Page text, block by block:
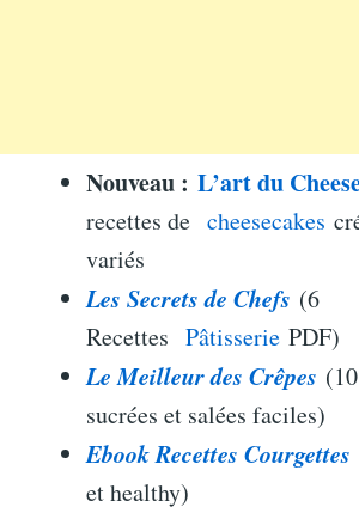
Nouveau : L’art du
recettes de cheesecakes
variés
Les Secrets de Chefs (6
Recettes Pâtisserie PDF)
Le Meilleur des Crêpes
sucrées et salées faciles)
Ebook Recettes Courgettes
et healthy)